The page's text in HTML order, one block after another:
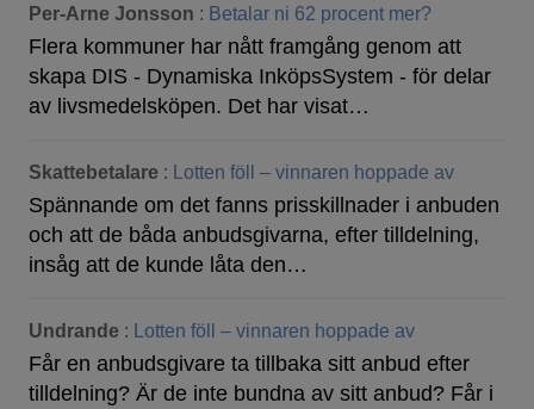
Per-Arne Jonsson : Betalar ni 62 procent mer?
Flera kommuner har nått framgång genom att
skapa DIS - Dynamiska InköpsSystem - för delar
av livsmedelsköpen. Det har visat…
Skattebetalare : Lotten föll – vinnaren hoppade av
Spännande om det fanns prisskillnader i anbuden
och att de båda anbudsgivarna, efter tilldelning,
insåg att de kunde låta den…
Undrande : Lotten föll – vinnaren hoppade av
Får en anbudsgivare ta tillbaka sitt anbud efter
tilldelning? Är de inte bundna av sitt anbud? Får i